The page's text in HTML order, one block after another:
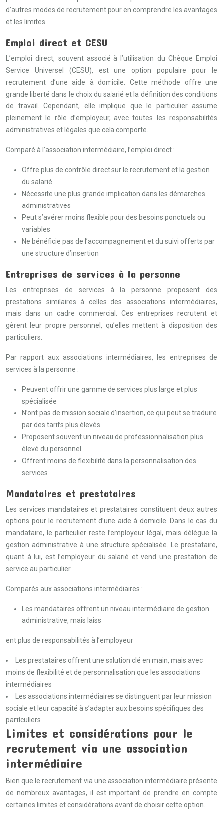
d’autres modes de recrutement pour en comprendre les avantages
et les limites.
Emploi direct et CESU
L’emploi direct, souvent associé à l’utilisation du Chèque Emploi
Service Universel (CESU), est une option populaire pour le
recrutement d’une aide à domicile. Cette méthode offre une
grande liberté dans le choix du salarié et la définition des conditions
de travail. Cependant, elle implique que le particulier assume
pleinement le rôle d’employeur, avec toutes les responsabilités
administratives et légales que cela comporte.
Comparé à l’association intermédiaire, l’emploi direct :
Offre plus de contrôle direct sur le recrutement et la gestion
du salarié
Nécessite une plus grande implication dans les démarches
administratives
Peut s’avérer moins flexible pour des besoins ponctuels ou
variables
Ne bénéficie pas de l’accompagnement et du suivi offerts par
une structure d’insertion
Entreprises de services à la personne
Les entreprises de services à la personne proposent des
prestations similaires à celles des associations intermédiaires,
mais dans un cadre commercial. Ces entreprises recrutent et
gèrent leur propre personnel, qu’elles mettent à disposition des
particuliers.
Par rapport aux associations intermédiaires, les entreprises de
services à la personne :
Peuvent offrir une gamme de services plus large et plus
spécialisée
N’ont pas de mission sociale d’insertion, ce qui peut se traduire
par des tarifs plus élevés
Proposent souvent un niveau de professionnalisation plus
élevé du personnel
Offrent moins de flexibilité dans la personnalisation des
services
Mandataires et prestataires
Les services mandataires et prestataires constituent deux autres
options pour le recrutement d’une aide à domicile. Dans le cas du
mandataire, le particulier reste l’employeur légal, mais délègue la
gestion administrative à une structure spécialisée. Le prestataire,
quant à lui, est l’employeur du salarié et vend une prestation de
service au particulier.
Comparés aux associations intermédiaires :
Les mandataires offrent un niveau intermédiaire de gestion
administrative, mais laiss
ent plus de responsabilités à l’employeur
Les prestataires offrent une solution clé en main, mais avec
moins de flexibilité et de personnalisation que les associations
intermédiaires
Les associations intermédiaires se distinguent par leur mission
sociale et leur capacité à s’adapter aux besoins spécifiques des
particuliers
Limites et considérations pour le
recrutement via une association
intermédiaire
Bien que le recrutement via une association intermédiaire présente
de nombreux avantages, il est important de prendre en compte
certaines limites et considérations avant de choisir cette option.